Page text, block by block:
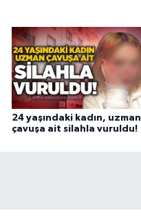
24 yaşındaki kadın, uzman
çavuşa ait silahla vuruldu!